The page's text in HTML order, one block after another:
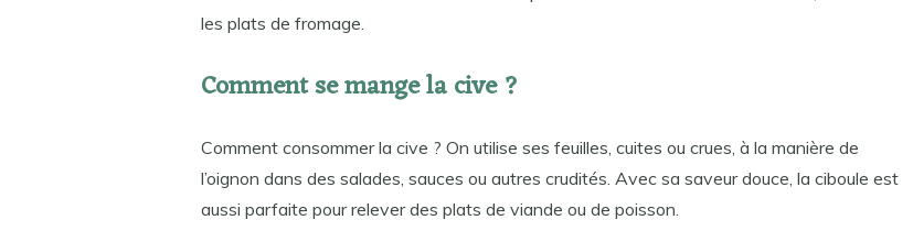
les plats de fromage.
Comment se mange la cive ?
Comment consommer la cive ? On utilise ses feuilles, cuites ou crues, à la manière de
l’oignon dans des salades, sauces ou autres crudités. Avec sa saveur douce, la ciboule est
aussi parfaite pour relever des plats de viande ou de poisson.